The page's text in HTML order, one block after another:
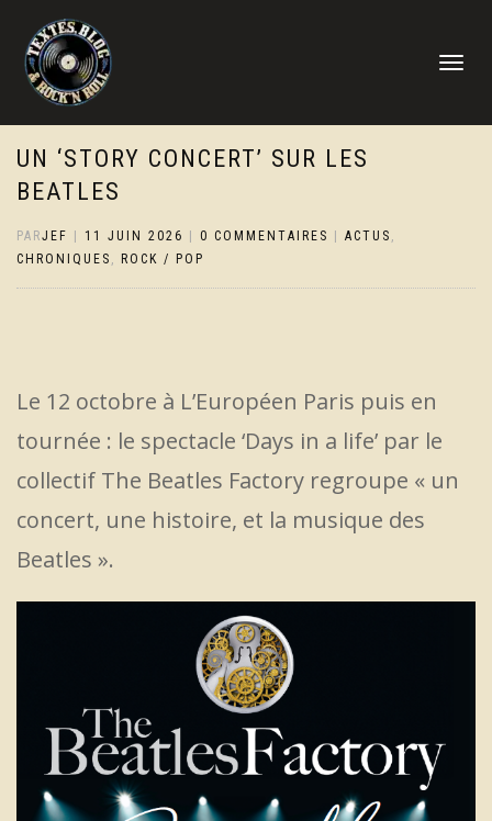
DÉPLIER
UN ‘STORY CONCERT’ SUR LES
BEATLES
PARJEF 11 JUIN 2026 0 COMMENTAIRES ACTUS ,
CHRONIQUES , ROCK / POP
Le 12 octobre à L’Européen Paris puis en
tournée : le spectacle ‘Days in a life’ par le
collectif The Beatles Factory regroupe « un
concert, une histoire, et la musique des
Beatles ».